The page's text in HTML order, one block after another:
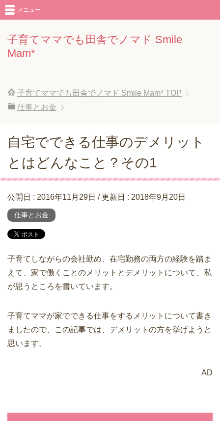
子育てママでも田舎でノマド Smile
Mam*
メニュー
子育てママでも田舎でノマド Smile Mam* TOP
仕事とお金
自宅でできる仕事のデメリット
とはどんなこと？その1
公開日 : 2016年11月29日 / 更新日 : 2018年9月20日
仕事とお金
子育てしながらの会社勤め、在宅勤務の両方の経験を踏ま
えて、家で働くことのメリットとデメリットについて、私
が思うところを書いています。
子育てママが家でできる仕事をするメリットについて書き
ましたので、この記事では、デメリットの方を挙げようと
思います。
AD